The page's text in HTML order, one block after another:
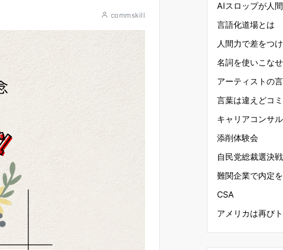
commskill
AIスロップが人
言語化道場とは
人間力で差をつけ
名詞を使いこな
アーティストの
言葉は違えどコ
キャリアコンサ
添削体験会
自民党総裁選決
難関企業で内定
CSA
アメリカは再び